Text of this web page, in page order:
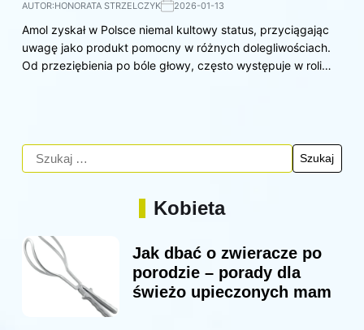
AUTOR:HONORATA STRZELCZYK 2026-01-13
Amol zyskał w Polsce niemal kultowy status, przyciągając
uwagę jako produkt pomocny w różnych dolegliwościach.
Od przeziębienia po bóle głowy, często występuje w roli…
Kobieta
Jak dbać o zwieracze po
porodzie – porady dla
świeżo upieczonych mam